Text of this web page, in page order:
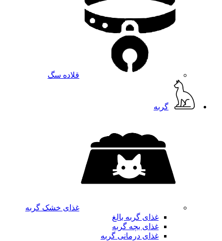
قلاده سگ
گربه
غذای خشک گربه
غذای گربه بالغ
غذای بچه گربه
غذای درمانی گربه